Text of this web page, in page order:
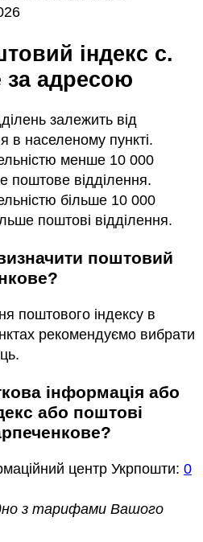
за адресою
залежить від
в населеному пункті.
менше 10 000
поштове відділення.
більше 10 000
поштові відділення.
поштового індексу в
рекомендуємо вибрати
або поштові
центр Укрпошти: 0
з тарифами Вашого